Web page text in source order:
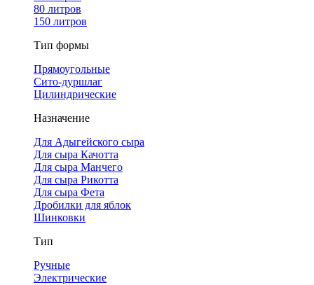
80 литров
150 литров
Тип формы
Прямоугольные
Сито-дуршлаг
Цилиндрические
Назначение
Для Адыгейского сыра
Для сыра Качотта
Для сыра Манчего
Для сыра Рикотта
Для сыра Фета
Дробилки для яблок
Шинковки
Тип
Ручные
Электрические